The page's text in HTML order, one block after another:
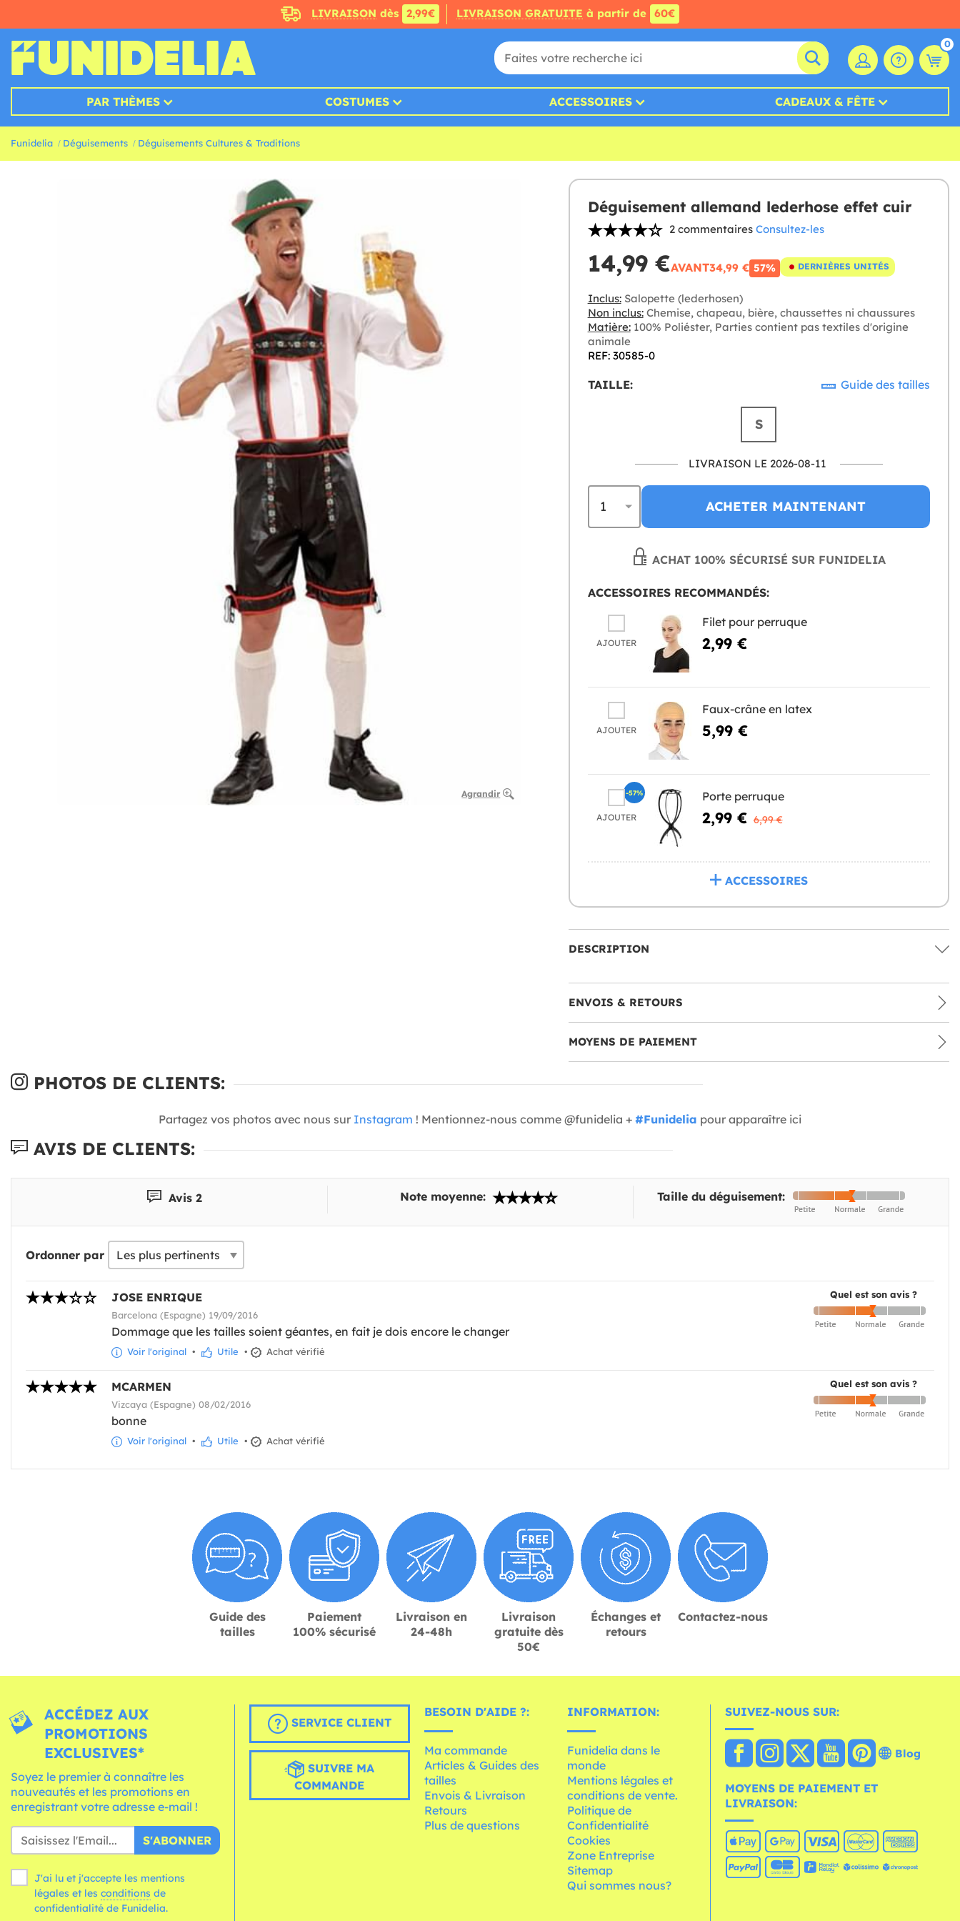
LIVRAISON dès 2,99€ LIVRAISON GRATUITE à partir de 60€
0
PAR THÈMES COSTUMES ACCESSOIRES CADEAUX & FÊTE
Funidelia Déguisements Déguisements Cultures & Traditions
Agrandir
Déguisement allemand lederhose effet cuir
2 commentaires Consultez-les
14,99 €AVANT34,99 € 57% DERNIÈRES UNITÉS
Inclus:Salopette (lederhosen)
Non inclus:Chemise, chapeau, bière, chaussettes ni chaussures
Matière:100% Poliéster, Parties contient pas textiles d'origine
animale
REF: 30585-0
TAILLE: Guide des tailles
S
LIVRAISON LE 2026-08-11
ACHETER MAINTENANT
ACHAT 100% SÉCURISÉ SUR FUNIDELIA
ACCESSOIRES RECOMMANDÉS:
AJOUTER
Filet pour perruque
2,99 €
AJOUTER
Faux-crâne en latex
5,99 €
AJOUTER
Porte perruque
2,99 € 6,99 €
-57%
ACCESSOIRES
DESCRIPTION
ENVOIS & RETOURS
MOYENS DE PAIEMENT
PHOTOS DE CLIENTS:
Partagez vos photos avec nous sur Instagram ! Mentionnez-nous comme @funidelia + #Funidelia pour apparaître ici
AVIS DE CLIENTS:
Avis 2 Note moyenne: Taille du déguisement:
Ordonner par
Quel est son avis ?
JOSE ENRIQUE
Barcelona (Espagne) 19/09/2016
Dommage que les tailles soient géantes, en fait je dois encore le changer
Voir l'original • Utile • Achat vérifié
Quel est son avis ?
MCARMEN
Vizcaya (Espagne) 08/02/2016
bonne
Voir l'original • Utile • Achat vérifié
Guide des
tailles
Paiement
100% sécurisé
Livraison en
24-48h
Livraison
gratuite dès
50€
Échanges et
retours
Contactez-nous
ACCÉDEZ AUX
PROMOTIONS
EXCLUSIVES*
Soyez le premier à connaître les
nouveautés et les promotions en
enregistrant votre adresse e-mail !
S'ABONNER
J'ai lu et j'accepte les mentions
légales et les conditions
confidentialité de Funidelia.
SERVICE CLIENT
SUIVRE MA
COMMANDE
BESOIN D'AIDE ?:
Ma commande
Articles & Guides des
tailles
Envois & Livraison
Retours
Plus de questions
INFORMATION:
Funidelia dans le
monde
Mentions légales et
conditions de vente.
Politique de
Confidentialité
Cookies
Zone Entreprise
Sitemap
Qui sommes nous?
SUIVEZ-NOUS SUR:
Blog
MOYENS DE PAIEMENT ET
LIVRAISON: